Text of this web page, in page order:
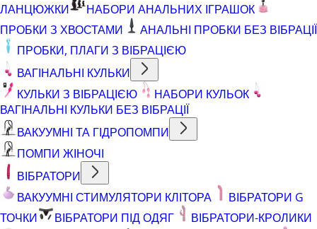
ЛАНЦЮЖКИ
НАБОРИ АНАЛЬНИХ ІГРАШОК
ПРОБКИ З ХВОСТАМИ
АНАЛЬНІ ПРОБКИ БЕЗ ВІБРАЦІЇ
ПРОБКИ, ПЛАГИ З ВІБРАЦІЄЮ
ВАГІНАЛЬНІ КУЛЬКИ
КУЛЬКИ З ВІБРАЦІЄЮ
НАБОРИ КУЛЬОК
ВАГІНАЛЬНІ КУЛЬКИ БЕЗ ВІБРАЦІЇ
ВАКУУМНІ ТА ГІДРОПОМПИ
ПОМПИ ЖІНОЧІ
ВІБРАТОРИ
ВАКУУМНІ СТИМУЛЯТОРИ КЛІТОРА
ВІБРАТОРИ G
ТОЧКИ
ВІБРАТОРИ ПІД ОДЯГ
ВІБРАТОРИ-КРОЛИКИ